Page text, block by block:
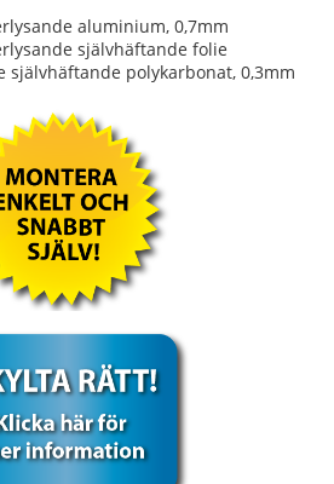
aluminium, 0,7mm
självhäftande folie
självhäftande polykarbonat, 0,3mm